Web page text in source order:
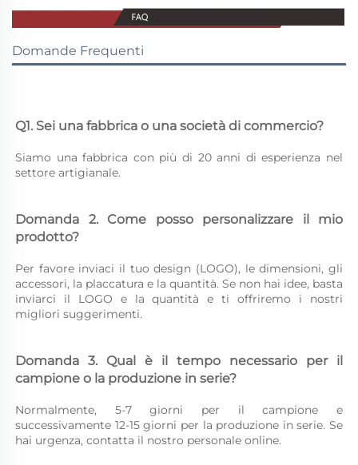
Domande Frequenti
Q1. Sei una fabbrica o una società di commercio?
Siamo una fabbrica con più di 20 anni di esperienza nel
settore artigianale.
Domanda 2. Come posso personalizzare il mio
prodotto?
Per favore inviaci il tuo design (LOGO), le dimensioni, gli
accessori, la placcatura e la quantità. Se non hai idee, basta
inviarci il LOGO e la quantità e ti offriremo i nostri
migliori suggerimenti.
Domanda 3. Qual è il tempo necessario per il
campione o la produzione in serie?
Normalmente, 5-7 giorni per il campione e
successivamente 12-15 giorni per la produzione in serie. Se
hai urgenza, contatta il nostro personale online.